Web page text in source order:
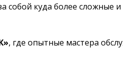
собой куда более сложные
, где опытные мастера